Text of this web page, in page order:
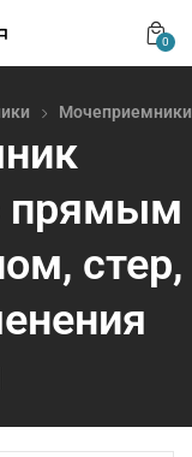
0
Мочеприемники
прямым
стер,